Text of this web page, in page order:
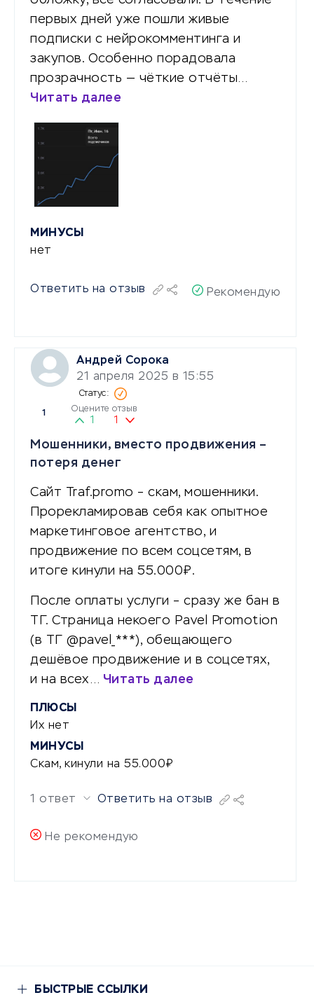
первых дней уже пошли живые
подписки с нейрокомментинга и
закупов. Особенно порадовала
прозрачность — чёткие отчёты…
Читать далее
МИНУСЫ
нет
Ответить на отзыв Рекомендую
Андрей Сорока
21 апреля 2025 в 15:55
1 Оцените отзыв
1 1
Мошенники, вместо продвижения –
потеря денег
Сайт Traf.promo – скам, мошенники.
Прорекламировав себя как опытное
маркетинговое агентство, и
продвижение по всем соцсетям, в
итоге кинули на 55.000₽.
После оплаты услуги – сразу же бан в
ТГ. Страница некоего Pavel Promotion
(в ТГ @pavel_***), обещающего
дешёвое продвижение и в соцсетях,
и на всех… Читать далее
ПЛЮСЫ
Их нет
МИНУСЫ
Скам, кинули на 55.000₽
1 ответ Ответить на отзыв
Не рекомендую
БЫСТРЫЕ ССЫЛКИ